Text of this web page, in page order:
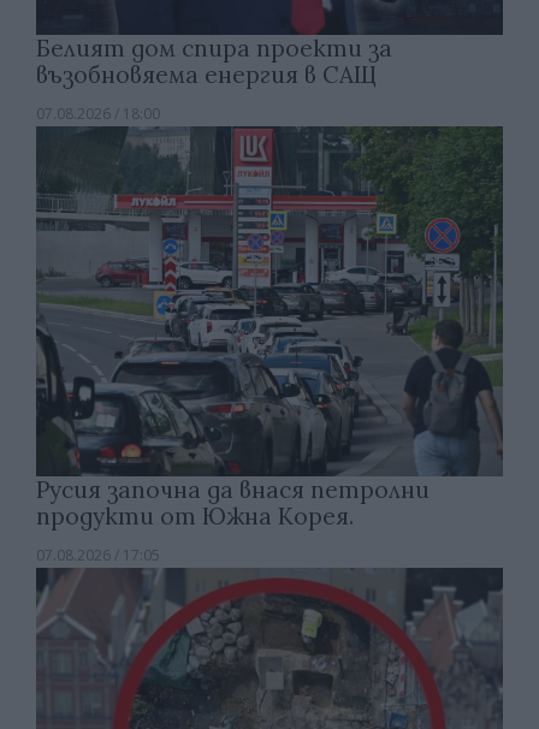
Белият дом спира проекти за
възобновяема енергия в САЩ
07.08.2026 / 18:00
Русия започна да внася петролни
продукти от Южна Корея.
07.08.2026 / 17:05